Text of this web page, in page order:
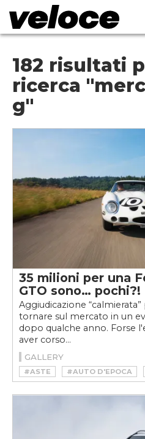
182 risultati
ricerca
g"
35 milioni per una
GTO sono… pochi?!
Aggiudicazione
tornare sul mercato in un
dopo qualche anno. Forse
aver corso...
GALLERY
#ASTE #AUTO D'EPOCA
#MOTORSPORT